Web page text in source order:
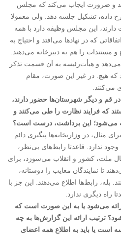
و ضرورت ایجاب می‌کند که مجلس
داده، تشکیل جلسه دهد. ولی معمولا
دارند، این مجلس وظیفه دارد با همه
که در نهادها می‌افتد و احتیاج به
و مستندات را هم به دبیرخانه می‌دهند.
می‌دهد و هیأت‌رئیسه به آن قسمت تذکر
هیچ. در غیر این صورت، مقام
می‌کنند.
در قم و دیگر شهرستان‌ها حضور دارند،
که فرایند نظارت را طی می‌کنند و
می‌شود؛ این برداشت، درست است؟
مثال، در وزارتخانه‌ها پیگیری دائم
ندارد. قاعدتا رابط‌های بی‌نظر،
ملت، کشور و انقلاب می‌سوزد، برای
تا نمایندگان معایب را دوستانه،
بله، رابط‌ها اطلاع می‌دهند. این جز با
راه دیگری ندارد.
می‌شود یا به این صورت است که
ترتیب ارائه این گزارش‌ها به چه
یا باید به اطلاع همه اعضای